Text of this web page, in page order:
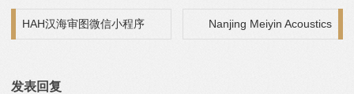
文章导航
HAH汉海审图微信小程序 Nanjing Meiyin Acoustics
发表回复